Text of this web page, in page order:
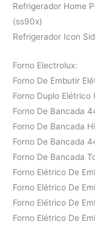
Refrigerador Home
(ss90x)
Refrigerador Icon
Forno Electrolux:
Forno De Embutir
Forno Duplo
Forno De Bancada
Forno De Bancada
Forno De Bancada
Forno De Bancada
Forno Elétrico De
Forno Elétrico De
Forno Elétrico De
Forno Elétrico De